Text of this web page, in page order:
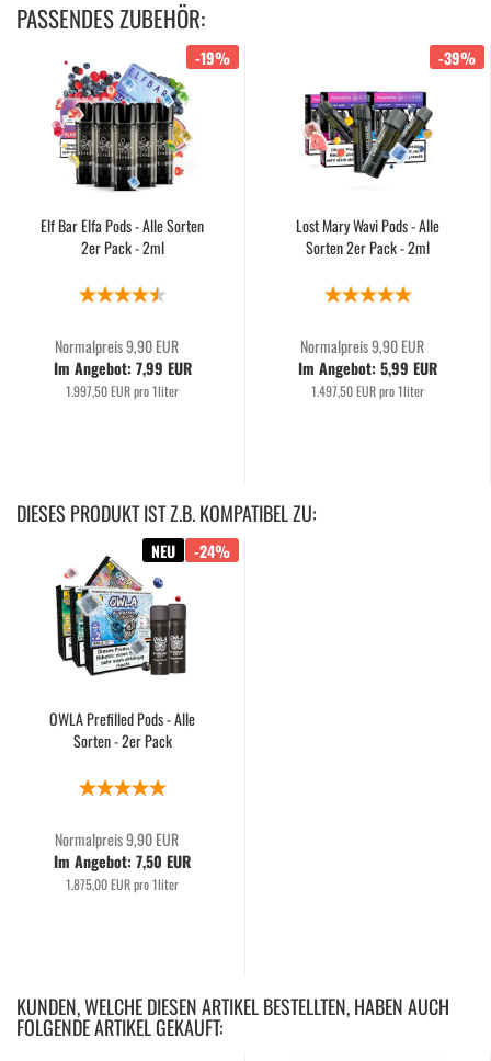
PASSENDES ZUBEHÖR:
-19%
Elf Bar Elfa Pods - Alle Sorten
2er Pack - 2ml
Normalpreis 9,90 EUR
Im Angebot: 7,99 EUR
1.997,50 EUR pro 1liter
-39%
Lost Mary Wavi Pods - Alle
Sorten 2er Pack - 2ml
Normalpreis 9,90 EUR
Im Angebot: 5,99 EUR
1.497,50 EUR pro 1liter
DIESES PRODUKT IST Z.B. KOMPATIBEL ZU:
NEU -24%
OWLA Prefilled Pods - Alle
Sorten - 2er Pack
Normalpreis 9,90 EUR
Im Angebot: 7,50 EUR
1.875,00 EUR pro 1liter
KUNDEN, WELCHE DIESEN ARTIKEL BESTELLTEN, HABEN AUCH
FOLGENDE ARTIKEL GEKAUFT: